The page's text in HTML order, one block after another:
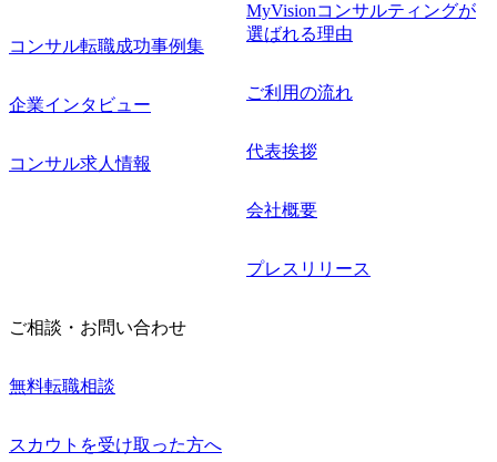
コンサル転職成功事例集
企業インタビュー
コンサル求人情報
MyVisionコンサルティングが
選ばれる理由
ご利用の流れ
代表挨拶
会社概要
プレスリリース
ご相談・お問い合わせ
無料転職相談
スカウトを受け取った方へ